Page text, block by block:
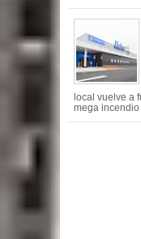
local vuelve a
mega incendio